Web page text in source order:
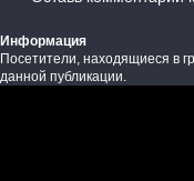
Информация
Посетители, находящиеся в
данной публикации.